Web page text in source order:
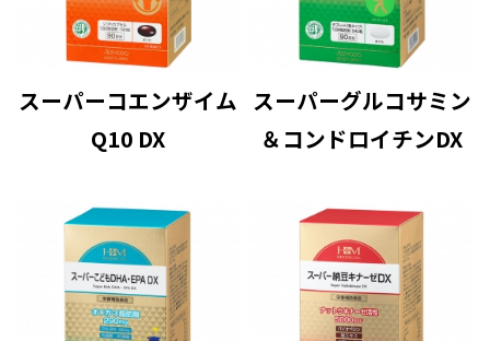
スーパーコエンザイム
Q10 DX
スーパーグルコサミン
＆コンドロイチンDX